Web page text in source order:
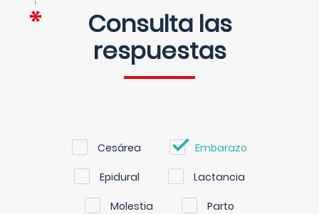
Consulta las
respuestas
Cesárea Embarazo
Epidural Lactancia
Molestia Parto